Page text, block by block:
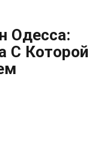
Одесса:
С Которой